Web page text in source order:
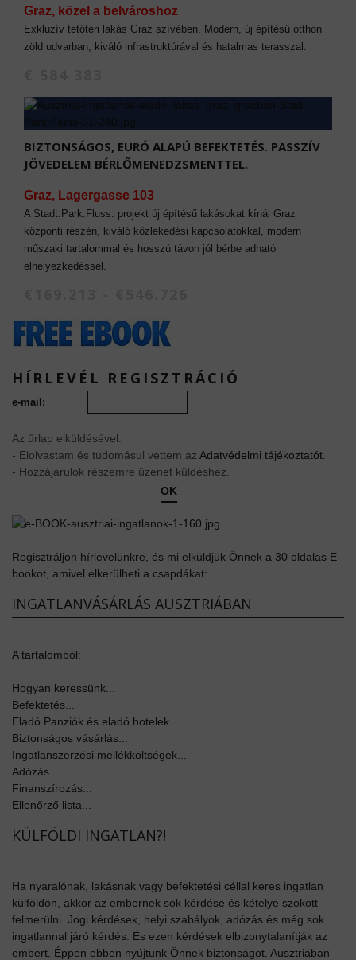
Graz, közel a belvároshoz
Exkluzív tetőtéri lakás Graz szívében. Modern, új építésű otthon
zöld udvarban, kiváló infrastruktúrával és hatalmas terasszal.
BIZTONSÁGOS, EURÓ ALAPÚ BEFEKTETÉS. PASSZÍV
JÖVEDELEM BÉRLŐMENEDZSMENTTEL.
Graz, Lagergasse 103
A Stadt.Park.Fluss. projekt új építésű lakásokat kínál Graz
központi részén, kiváló közlekedési kapcsolatokkal, modern
műszaki tartalommal és hosszú távon jól bérbe adható
elhelyezkedéssel.
HÍRLEVÉL REGISZTRÁCIÓ
e-mail:
Az űrlap elküldésével:
- Elolvastam és tudomásul vettem az Adatvédelmi tájékoztatót
- Hozzájárulok részemre üzenet küldéshez.
OK
Regisztráljon hírlevelünkre, és mi elküldjük Önnek a 30 oldalas E-
bookot, amivel elkerülheti a csapdákat:
INGATLANVÁSÁRLÁS AUSZTRIÁBAN
A tartalomból:
Hogyan keressünk...
Befektetés...
Eladó Panziók és eladó hotelek…
Biztonságos vásárlás...
Ingatlanszerzési mellékköltségek...
Adózás...
Finanszírozás...
Ellenőrző lista...
KÜLFÖLDI INGATLAN?!
Ha nyaralónak, lakásnak vagy befektetési céllal keres ingatlan
külföldön, akkor az embernek sok kérdése és kételye szokott
felmerülni. Jogi kérdések, helyi szabályok, adózás és még sok
ingatlannal járó kérdés. És ezen kérdések elbizonytalanítják az
embert. Éppen ebben nyújtunk Önnek biztonságot. Ausztriában